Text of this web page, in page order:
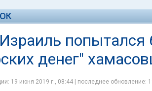
попытался
денег"
19 июня 2019 г., 08:44 | последнее обновление: